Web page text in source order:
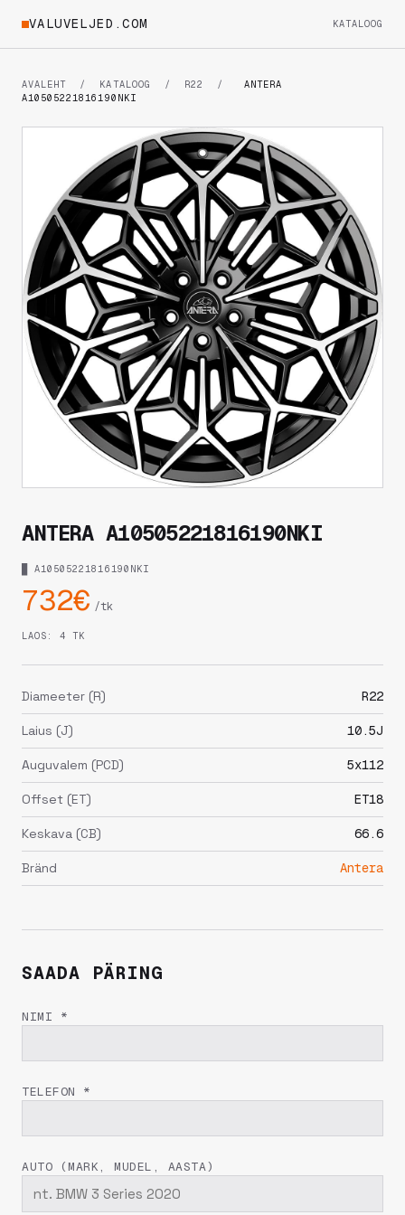
VALUVELJED.COM KATALOOG
AVALEHT / KATALOOG / R22 /
ANTERA
A10505221816190NKI
ANTERA A10505221816190NKI
█ A10505221816190NKI
732€ /tk
LAOS: 4 TK
Diameeter (R) R22
Laius (J) 10.5J
Auguvalem (PCD) 5x112
Offset (ET) ET18
Keskava (CB) 66.6
Bränd Antera
SAADA PÄRING
NIMI *
TELEFON *
AUTO (MARK, MUDEL, AASTA)